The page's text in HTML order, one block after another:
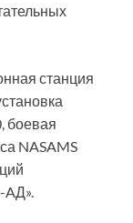
станция
боевая
NASAMS
AД».